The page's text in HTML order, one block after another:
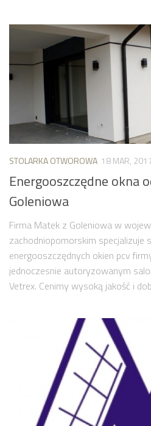
STOLARKA OTWOROWA 18 MAR,
Energooszczędne okna
Goleniowa
Firma Matek z Goleniowa w
zachodniopomorskim specjalizuje
energooszczędnych okien pcv
jednoczesnie autoryzowanym
Vetrex. Cenimy wysoką jakość i